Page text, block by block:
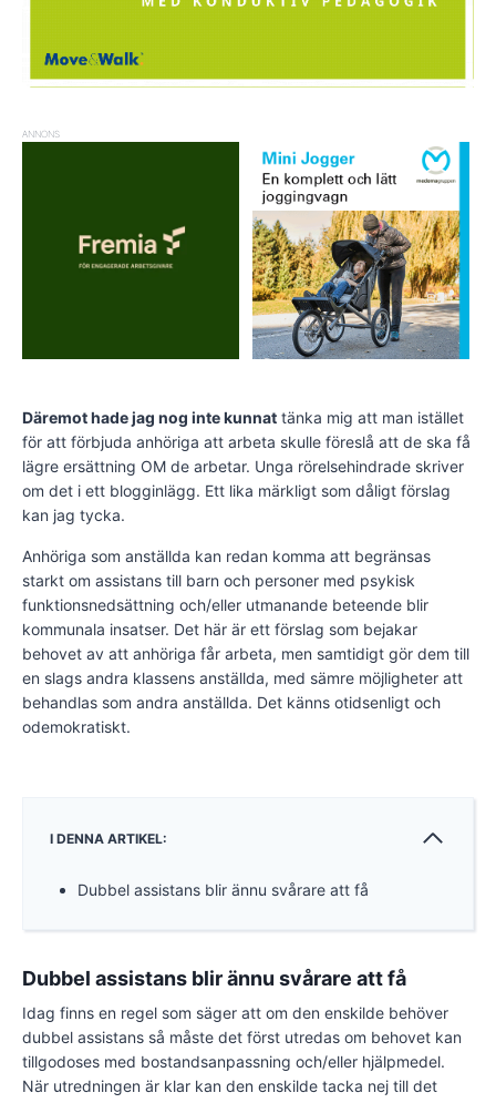
ANNONS
Däremot hade jag nog inte kunnat tänka mig att man istället
för att förbjuda anhöriga att arbeta skulle föreslå att de ska få
lägre ersättning OM de arbetar. Unga rörelsehindrade skriver
om det i ett blogginlägg. Ett lika märkligt som dåligt förslag
kan jag tycka.
Anhöriga som anställda kan redan komma att begränsas
starkt om assistans till barn och personer med psykisk
funktionsnedsättning och/eller utmanande beteende blir
kommunala insatser. Det här är ett förslag som bejakar
behovet av att anhöriga får arbeta, men samtidigt gör dem till
en slags andra klassens anställda, med sämre möjligheter att
behandlas som andra anställda. Det känns otidsenligt och
odemokratiskt.
I DENNA ARTIKEL:
Dubbel assistans blir ännu svårare att få
Dubbel assistans blir ännu svårare att få
Idag finns en regel som säger att om den enskilde behöver
dubbel assistans så måste det först utredas om behovet kan
tillgodoses med bostandsanpassning och/eller hjälpmedel.
När utredningen är klar kan den enskilde tacka nej till det